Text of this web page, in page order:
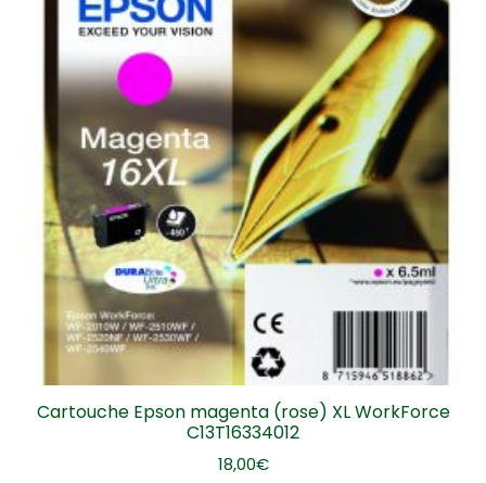
Cartouche Epson magenta (rose) XL WorkForce
C13T16334012
18,00€